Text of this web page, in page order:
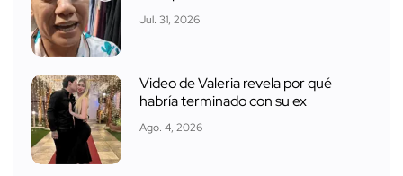
Jul. 31, 2026
Video de Valeria revela por qué
habría terminado con su ex
Ago. 4, 2026